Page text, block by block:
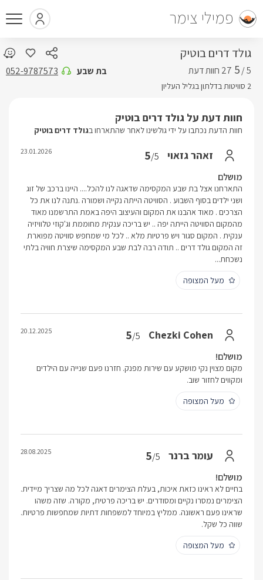
פמילי צימר
גולד דרים בוטיק
5 /
5
2 סוויטות בדלתון בגליל העליון
בת שבע 052-9787573
חוות דעת על גולד דרים בוטיק
חוות הדעת נכתבו על ידי גולשינו לאחר שהתארחו בגולד דרים בוטיק
זאהר גזאוי 5/5
23.01.2026
מושלם
התארחנו אצל בת שבע המקסימה שדאגה לנו להכל.... היינו ברכב של זוג
ושני ילדים בסוף השבוע . הסוויטה הייתה נקייה ושמורה .נתנה לנו את כל
הצרכים . מאוד אהבנו את המקום והעיצוב היפה באמת התרשמנו מאוד
מהמקום הסוויטה הייתה יפה .. יש בריכה ענקית מחוממת וג'קוזי טלוויזיה
ענקית . המקום סגור ויש פרטיות מלא .. לכל מי שמחפש סוויטה מפוארת
זה המקום גולד דרים .. תודה רבה לבת שבע המקסימה שיצרת חוויה בלתי
נשכחת...
מעל המצופה
Chezki Cohen
5/5
20.12.2025
מושלם!
מקום מצוין נקי מושקע עם שירות מפנק. חזרנו פעם שנייה עם הילדים
ומקווים לחזור שוב.
מעל המצופה
עומר ברנר 5/5
28.08.2025
מושלם!
בחיים לא ראינו כזאת איכות, בעלת הצימרים דאגה לכל מה שצריך מיידית.
הצימרים נמסרו נקיים ומסודרים. יש בריכה פרטית, מקורה. שזה משהו
שראינו פעם ראשונה. ממליץ במיוחד למשפחות דתיות שמחפשות פרטיות.
שווה כל שקל.
מעל המצופה